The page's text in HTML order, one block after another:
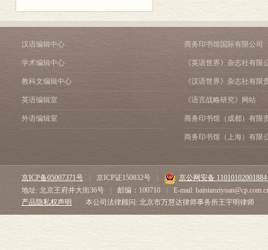
汉语编辑中心
学术编辑中心
教科文编辑中心
英语编辑室
外语编辑室
商务印书馆国际有限公司
《英语世界》杂志社有限
《汉语世界》杂志社有限
《语言战略研究》网站
商务印书馆（成都）有限
商务印书馆（上海）有限
京ICP备05007371号 京ICP证150832号
京公网安备
地址: 北京王府井大街36号
邮编：100710
E-mail:
产品隐私权声明
本公司法律顾问: 北京市万慧达律师事务所王宇明律师